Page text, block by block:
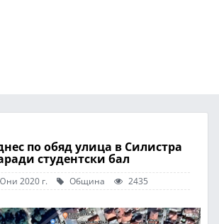
по обяд улица в Силистра
студентски бал
2020 г. Община 2435